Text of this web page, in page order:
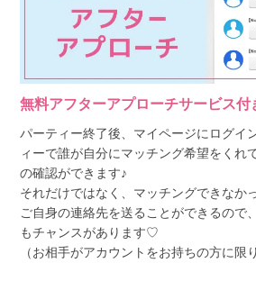
無料アフターアプローチサービス付
パーティー終了後、マイページにログイ
ィーで誰が自分にマッチング希望をくれ
の確認ができます♪
それだけではなく、マッチングできなか
ご自身の連絡先を送ることができるので
もチャンスがあります♡
（お相手がアカウントをお持ちの方に限